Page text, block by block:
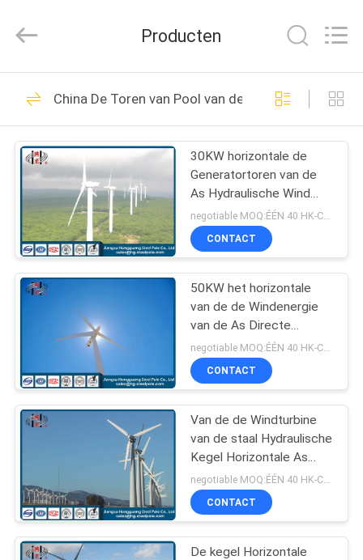
HUIS
PRODUCTEN
VIDEOS
VR-
SHOW
ONGEVEER
FABRIEKSREIS
KWALITEITSCONTROLE
CONTACTEER
ONS
co.,ltd.
Reserved.
Staal Tubulaire Pool
325
Elektromacht Pool
258
Machtstransmissie
Polen
140
Producten
China De Toren van Pool van de windturbine
30KW horizontale de
Generatortoren van de
As Hydraulische Wind
met Met een laag bedekt
Poeder
negotiable MOQ:ÉÉN 40 HK-CONTAINER
CONTACT
50KW het horizontale
van de de Windenergie
van de As Directe
Aandrijving Met een laag
bedekte Poeder van de
de Torengenerator
CONTACT
Van de de Windturbine
van de staal Hydraulische
Kegel Horizontale As
Toren 20m van Pool
Q235 HDG
CONTACT
De kegel Horizontale